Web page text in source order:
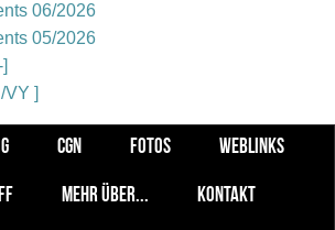
06/2026
05/2026
VY ]
CGN FOTOS WEBLINKS
MEHR ÜBER... KONTAKT